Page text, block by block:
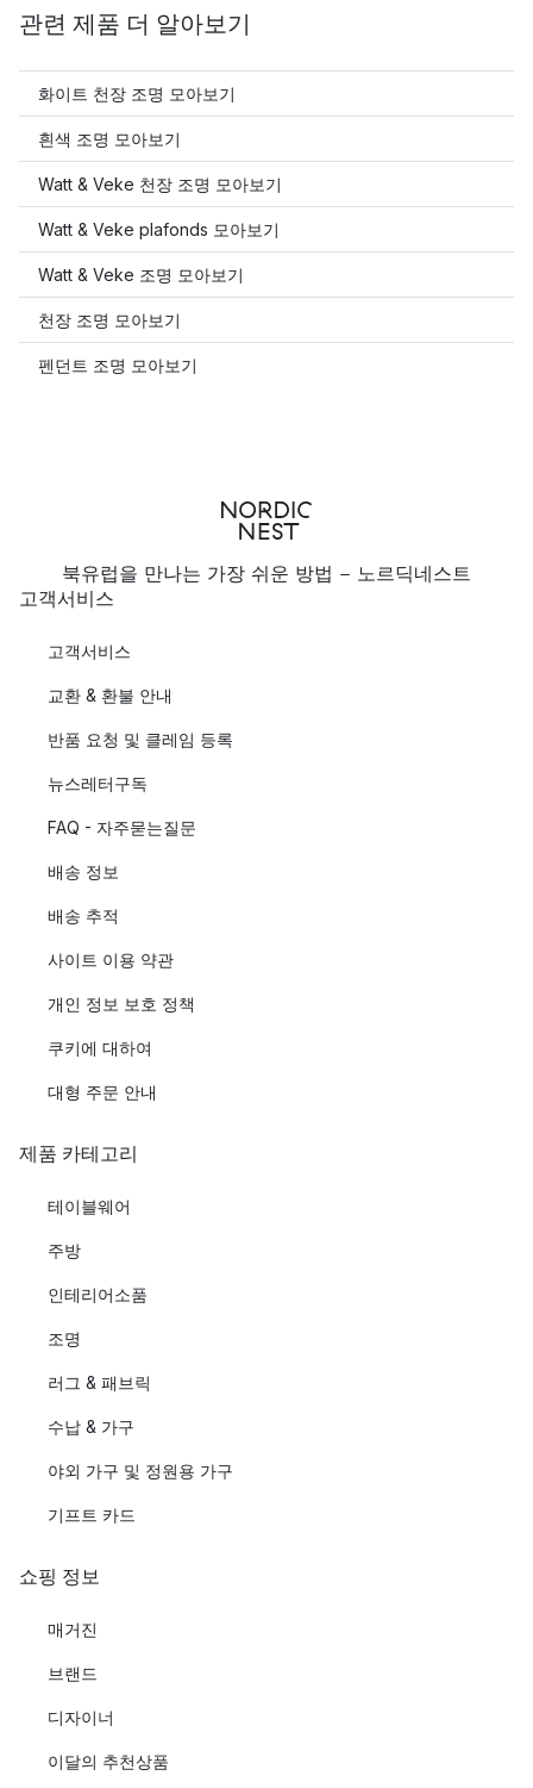
관련 제품 더 알아보기
화이트 천장 조명 모아보기
흰색 조명 모아보기
Watt & Veke 천장 조명 모아보기
Watt & Veke plafonds 모아보기
Watt & Veke 조명 모아보기
천장 조명 모아보기
펜던트 조명 모아보기
북유럽을 만나는 가장 쉬운 방법 - 노르딕네스트
고객서비스
고객서비스
교환 & 환불 안내
반품 요청 및 클레임 등록
뉴스레터구독
FAQ - 자주묻는질문
배송 정보
배송 추적
사이트 이용 약관
개인 정보 보호 정책
쿠키에 대하여
대형 주문 안내
제품 카테고리
테이블웨어
주방
인테리어소품
조명
러그 & 패브릭
수납 & 가구
야외 가구 및 정원용 가구
기프트 카드
쇼핑 정보
매거진
브랜드
디자이너
이달의 추천상품